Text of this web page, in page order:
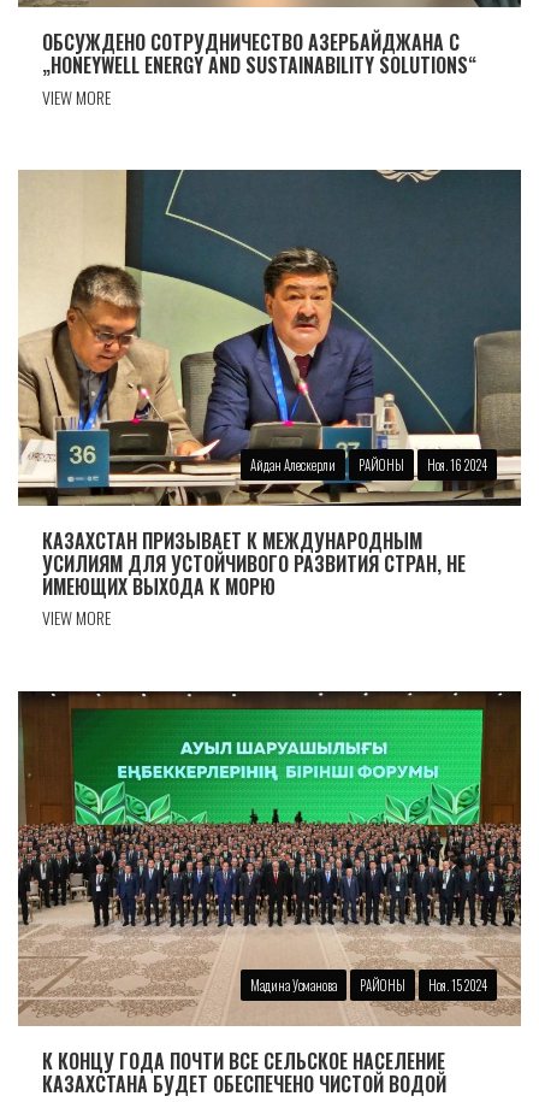
ОБСУЖДЕНО СОТРУДНИЧЕСТВО АЗЕРБАЙДЖАНА С
„HONEYWELL ENERGY AND SUSTAINABILITY SOLUTIONS“
VIEW MORE
Айдан Алескерли РАЙОНЫ Ноя. 16 2024
КАЗАХСТАН ПРИЗЫВАЕТ К МЕЖДУНАРОДНЫМ
УСИЛИЯМ ДЛЯ УСТОЙЧИВОГО РАЗВИТИЯ СТРАН, НЕ
ИМЕЮЩИХ ВЫХОДА К МОРЮ
VIEW MORE
Мадина Усманова РАЙОНЫ Ноя. 15 2024
К КОНЦУ ГОДА ПОЧТИ ВСЕ СЕЛЬСКОЕ НАСЕЛЕНИЕ
КАЗАХСТАНА БУДЕТ ОБЕСПЕЧЕНО ЧИСТОЙ ВОДОЙ